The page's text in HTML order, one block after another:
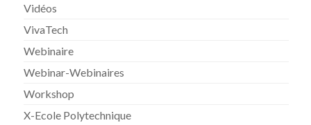
Vidéos
VivaTech
Webinaire
Webinar-Webinaires
Workshop
X-Ecole Polytechnique